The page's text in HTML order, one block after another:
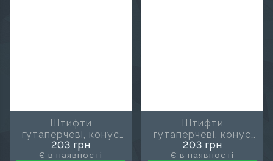
Штифти
гутаперчеві, конус
04, розмір 25, MDS
203 грн
Є в наявності
Штифти
гутаперчеві, конус
04, розмір 30, MDS
203 грн
Є в наявності